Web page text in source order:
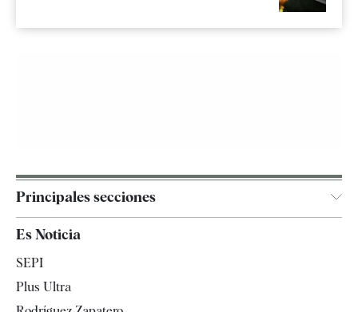
Principales secciones
España
Es Noticia
SEPI
Plus Ultra